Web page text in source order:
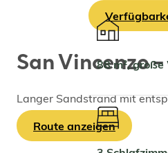
88 m²,
San Vincenzo
Langer Sandstrand mit
Route anzeigen